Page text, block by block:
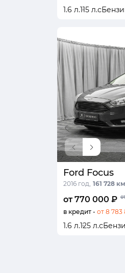
1.6 л.115 л.с
Ford Focus
2016 год, 161 728
от 770 000 ₽
в кредит - от 8 783
1.6 л.125 л.с